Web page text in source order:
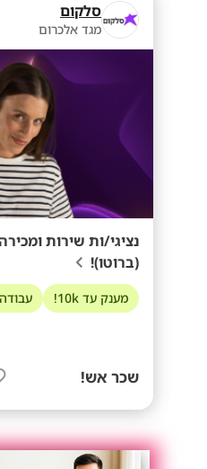
סלקום
מגד אלכרום
(ברוטו)!
מענק עד 10k!
שכר אש!